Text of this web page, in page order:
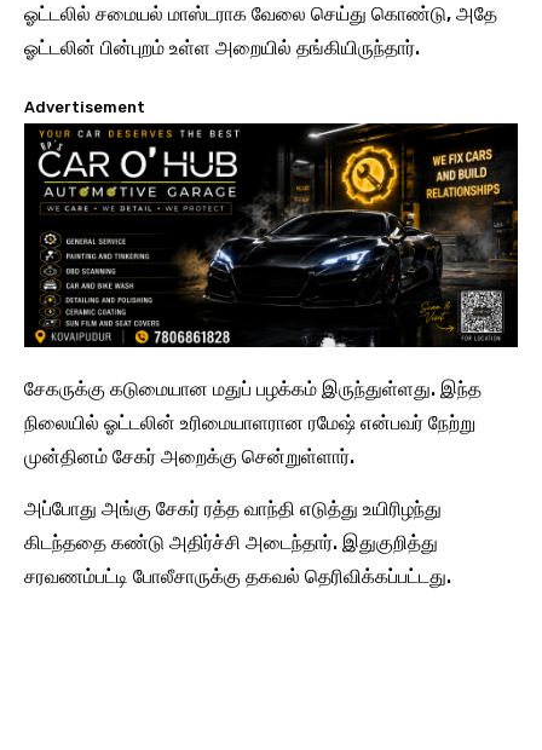
ஓட்டலில் சமையல் மாஸ்டராக வேலை செய்து கொண்டு, அதே
ஓட்டலின் பின்புறம் உள்ள அறையில் தங்கியிருந்தார்.
Advertisement
சேகருக்கு கடுமையான மதுப் பழக்கம் இருந்துள்ளது. இந்த
நிலையில் ஓட்டலின் உரிமையாளரான ரமேஷ் என்பவர் நேற்று
முன்தினம் சேகர் அறைக்கு சென்றுள்ளார்.
அப்போது அங்கு சேகர் ரத்த வாந்தி எடுத்து உயிரிழந்து
கிடந்ததை கண்டு அதிர்ச்சி அடைந்தார். இதுகுறித்து
சரவணம்பட்டி போலீசாருக்கு தகவல் தெரிவிக்கப்பட்டது.